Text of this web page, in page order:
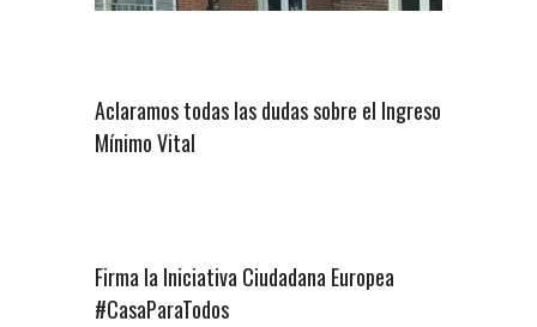
Aclaramos todas las dudas sobre el Ingreso
Mínimo Vital
Firma la Iniciativa Ciudadana Europea
#CasaParaTodos